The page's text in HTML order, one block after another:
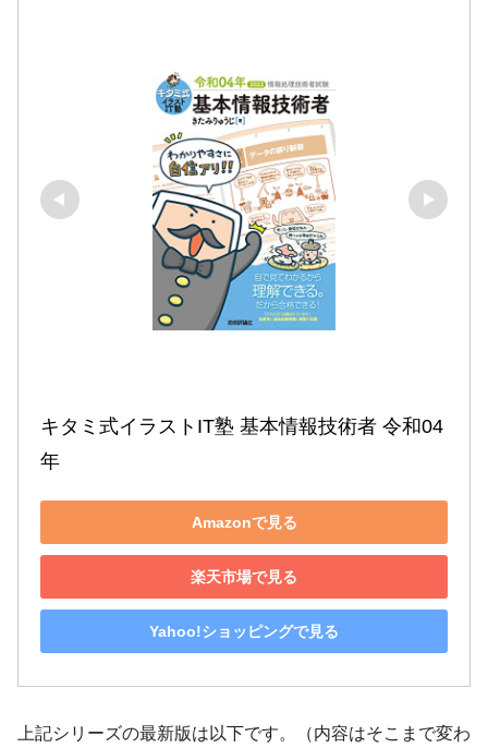
キタミ式イラストIT塾 基本情報技術者 令和04
年
Amazonで見る
楽天市場で見る
Yahoo!ショッピングで見る
上記シリーズの最新版は以下です。（内容はそこまで変わ